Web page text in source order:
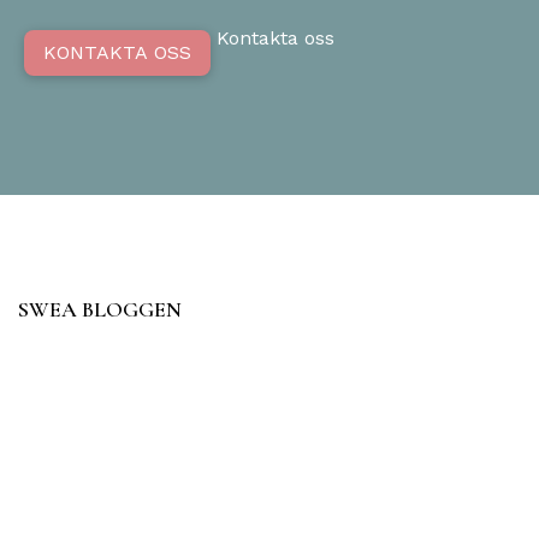
KONTAKTA OSS
Kontakta oss
SWEA BLOGGEN